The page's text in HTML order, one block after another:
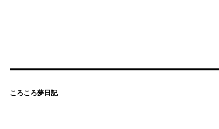
ころころ夢日記